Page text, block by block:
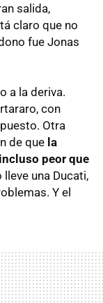
salida,
claro que no
fue Jonas
a la deriva.
con
Otra
de que la
peor que
lleve una Ducati,
Y el